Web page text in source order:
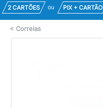
2 CARTÕES
ou PIX + CARTÃO
< Correias